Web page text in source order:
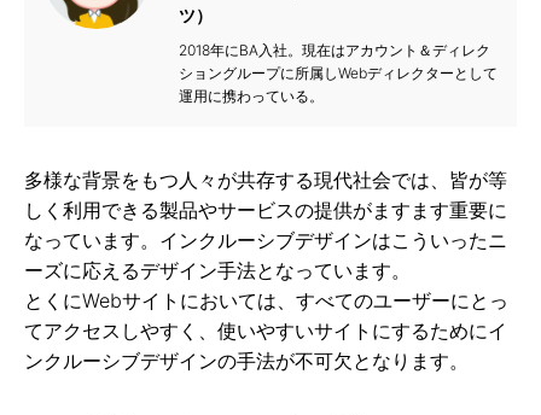
ツ）
2018年にBA入社。現在はアカウント＆ディレク
ショングループに所属しWebディレクターとして
運用に携わっている。
多様な背景をもつ人々が共存する現代社会では、皆が等
しく利用できる製品やサービスの提供がますます重要に
なっています。インクルーシブデザインはこういったニ
ーズに応えるデザイン手法となっています。
とくにWebサイトにおいては、すべてのユーザーにとっ
てアクセスしやすく、使いやすいサイトにするためにイ
ンクルーシブデザインの手法が不可欠となります。